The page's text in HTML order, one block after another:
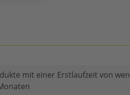
mit einer Erstlaufzeit von